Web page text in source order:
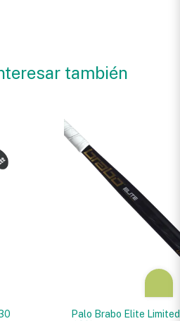
también
Palo Brabo Elite